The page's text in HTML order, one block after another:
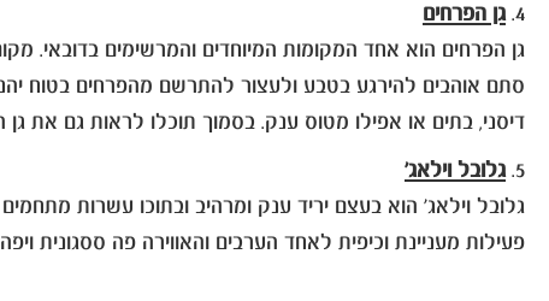
4. גן הפרחים
גן הפרחים הוא אחד המקומות המיוחדים והמרשימים בדובאי.
דיסני, בתים או אפילו מטוס ענק. בסמוך תוכלו לראות גם את
5. גלובל וילאג'
גלובל וילאג' הוא בעצם יריד ענק ומרהיב ובתוכו עשרות
פעילות מעניינת וכיפית לאחד הערבים והאווירה פה